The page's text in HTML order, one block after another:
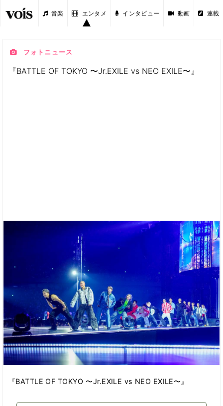
音楽 エンタメ インタビュー 動画 連載
フォトニュース
『BATTLE OF TOKYO 〜Jr.EXILE vs NEO EXILE〜』
『BATTLE OF TOKYO 〜Jr.EXILE vs NEO EXILE〜』